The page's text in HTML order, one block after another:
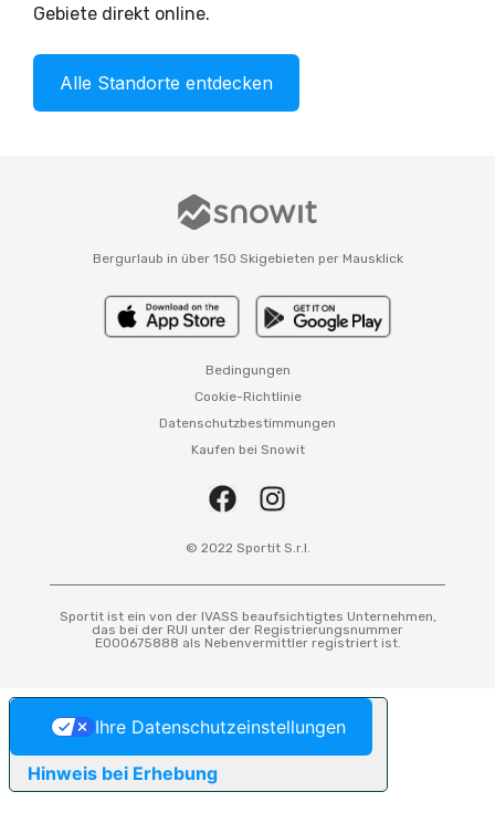
Gebiete direkt online.
Alle Standorte entdecken
Bergurlaub in über 150 Skigebieten per Mausklick
Bedingungen
Cookie-Richtlinie
Datenschutzbestimmungen
Kaufen bei Snowit
© 2022 Sportit S.r.l.
Sportit ist ein von der IVASS beaufsichtigtes Unternehmen,
das bei der RUI unter der Registrierungsnummer
E000675888 als Nebenvermittler registriert ist.
Hinweis bei Erhebung
Ihre Datenschutzeinstellungen